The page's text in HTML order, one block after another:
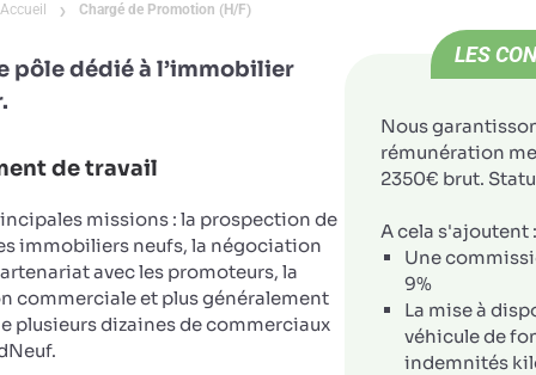
Accueil Chargé de Promotion (H/F)
pôle dédié à l’immobilier
de travail
missions : la prospection de
immobiliers neufs, la négociation
avec les promoteurs, la
commerciale et plus généralement
plusieurs dizaines de commerciaux
LES
Nous
rémunération
2350€ brut.
A cela s'ajoutent :
Une
9%
La mise à
véhicule de
indemnités